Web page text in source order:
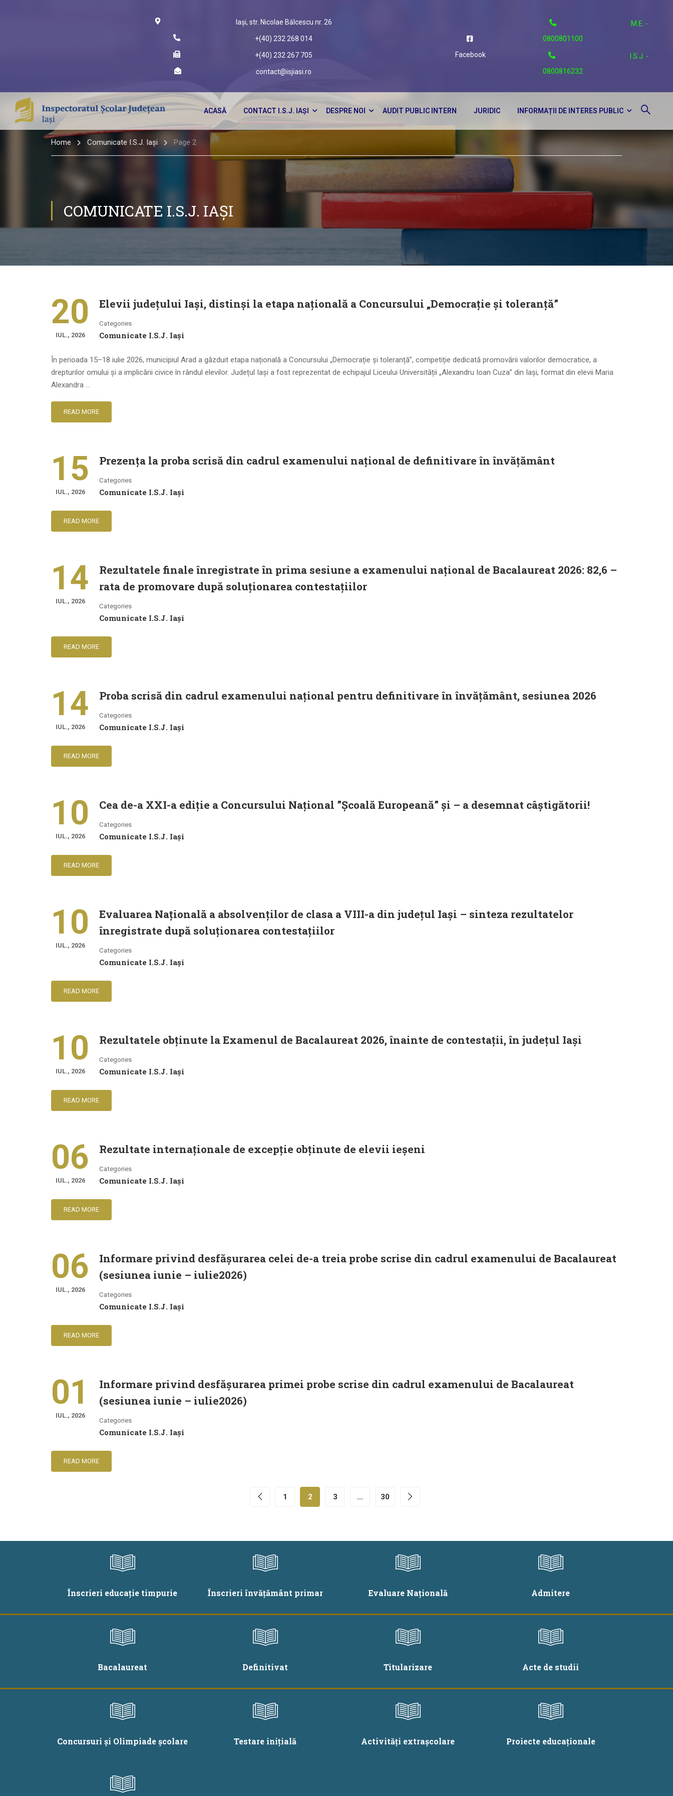
Iași, str. Nicolae Bălcescu nr. 26
+(40) 232 268 014
+(40) 232 267 705
contact@isjiasi.ro
Facebook
M.E. -
0800801100
I.S.J. -
0800816232
ACASĂ CONTACT I.S.J. IAȘI DESPRE NOI AUDIT PUBLIC INTERN JURIDIC INFORMAȚII DE INTERES PUBLIC
Home Comunicate I.S.J. Iași Page 2
COMUNICATE I.S.J. IAȘI
20
IUL., 2026
Elevii județului Iași, distinși la etapa națională a Concursului „Democrație și toleranță”
Categories
Comunicate I.S.J. Iași
În perioada 15–18 iulie 2026, municipiul Arad a găzduit etapa națională a Concursului „Democrație și toleranță”, competiție dedicată promovării valorilor democratice, a
drepturilor omului și a implicării civice în rândul elevilor. Județul Iași a fost reprezentat de echipajul Liceului Universității „Alexandru Ioan Cuza” din Iași, format din elevii Maria
Alexandra …
READ MORE
15
IUL., 2026
Prezența la proba scrisă din cadrul examenului național de definitivare în învățământ
Categories
Comunicate I.S.J. Iași
READ MORE
14
IUL., 2026
Rezultatele finale înregistrate în prima sesiune a examenului național de Bacalaureat 2026: 82,6 –
rata de promovare după soluționarea contestațiilor
Categories
Comunicate I.S.J. Iași
READ MORE
14
IUL., 2026
Proba scrisă din cadrul examenului național pentru definitivare în învățământ, sesiunea 2026
Categories
Comunicate I.S.J. Iași
READ MORE
10
IUL., 2026
Cea de-a XXI-a ediție a Concursului Național ”Școală Europeană” și – a desemnat câștigătorii!
Categories
Comunicate I.S.J. Iași
READ MORE
10
IUL., 2026
Evaluarea Națională a absolvenților de clasa a VIII-a din județul Iași – sinteza rezultatelor
înregistrate după soluționarea contestațiilor
Categories
Comunicate I.S.J. Iași
READ MORE
10
IUL., 2026
Rezultatele obținute la Examenul de Bacalaureat 2026, înainte de contestații, în județul Iași
Categories
Comunicate I.S.J. Iași
READ MORE
06
IUL., 2026
Rezultate internaționale de excepție obținute de elevii ieșeni
Categories
Comunicate I.S.J. Iași
READ MORE
06
IUL., 2026
Informare privind desfășurarea celei de-a treia probe scrise din cadrul examenului de Bacalaureat
(sesiunea iunie – iulie2026)
Categories
Comunicate I.S.J. Iași
READ MORE
01
IUL., 2026
Informare privind desfășurarea primei probe scrise din cadrul examenului de Bacalaureat
(sesiunea iunie – iulie2026)
Categories
Comunicate I.S.J. Iași
READ MORE
1 2 3 … 30
Înscrieri educație timpurie Înscrieri învățământ primar Evaluare Națională Admitere
Bacalaureat Definitivat Titularizare Acte de studii
Concursuri și Olimpiade școlare Testare inițială Activități extrașcolare Proiecte educaționale